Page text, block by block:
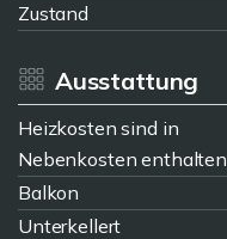
Zustand
Ausstattung
Heizkosten sind in
Nebenkosten enthalten
Balkon
Unterkellert